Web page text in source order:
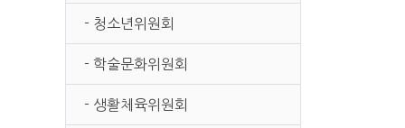
- 청소년위원회
- 학술문화위원회
- 생활체육위원회